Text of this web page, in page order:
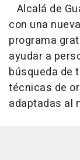
Alcalá de
con una
programa
ayudar a
búsqueda de
técnicas de
adaptadas al